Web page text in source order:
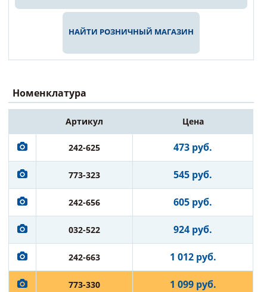
НАЙТИ РОЗНИЧНЫЙ МАГАЗИН
Номенклатура
Артикул Цена
242-625 473 руб.
773-323 545 руб.
242-656 605 руб.
032-522 924 руб.
242-663 1 012 руб.
773-330 1 099 руб.